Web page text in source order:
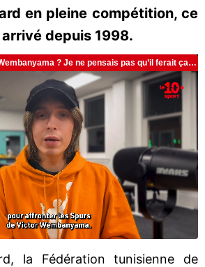
en pleine compétition, ce
depuis 1998.
la Fédération tunisienne de